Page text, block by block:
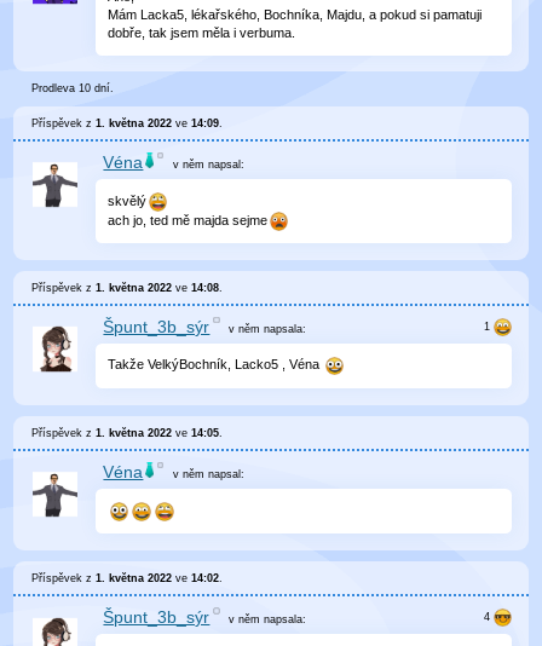
Mám Lacka5, lékařského, Bochníka, Majdu, a pokud si pamatuji
dobře, tak jsem měla i verbuma.
Prodleva 10 dní.
Příspěvek z1. května 2022 ve14:09.
Véna v němnapsal:
skvělý
ach jo, ted mě majda sejme
Příspěvek z1. května 2022 ve14:08
Špunt_3b_sýr v němnapsala:
Takže VelkýBochník, Lacko5 , Véna
Příspěvek z1. května 2022 ve14:05.
Véna v němnapsal:
Příspěvek z1. května 2022 ve14:02.
Špunt_3b_sýr v němnapsala: